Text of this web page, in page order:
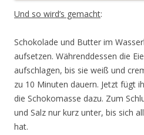
Und so wird’s gemacht:
Schokolade und Butter im
aufsetzen. Währenddessen die
aufschlagen, bis sie weiß und
zu 10 Minuten dauern. Jetzt fügt
die Schokomasse dazu. Zum
und Salz nur kurz unter, bis sich
hat.